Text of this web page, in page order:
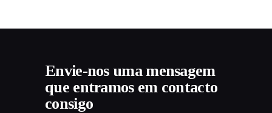
Envie-nos uma mensagem
que entramos em contacto
consigo